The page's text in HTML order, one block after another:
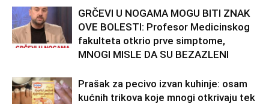
GRČEVI U NOGAMA MOGU BITI ZNAK
OVE BOLESTI: Profesor Medicinskog
fakulteta otkrio prve simptome,
MNOGI MISLE DA SU BEZAZLENI
Prašak za pecivo izvan kuhinje: osam
kućnih trikova koje mnogi otkrivaju tek